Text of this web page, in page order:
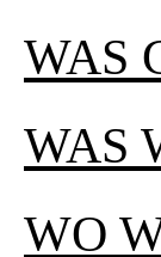
WAS
WAS
WO